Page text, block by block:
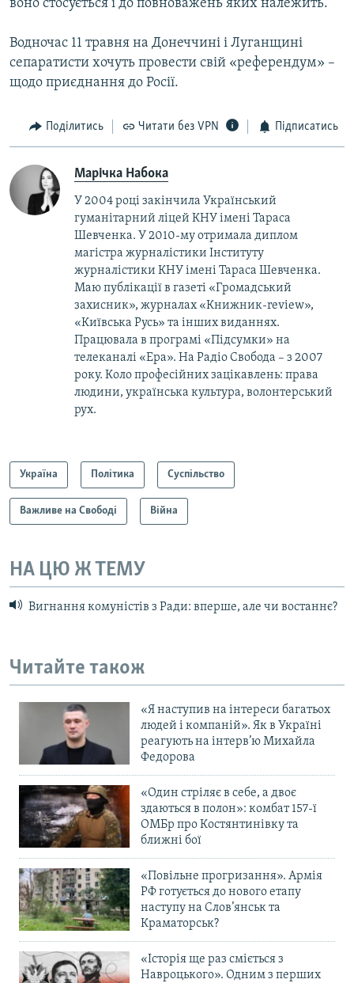
воно стосується і до повноважень яких належить.
Водночас 11 травня на Донеччині і Луганщині
сепаратисти хочуть провести свій «референдум» –
щодо приєднання до Росії.
Поділитись Читати без VPN Підписатись
Марічка Набока
У 2004 році закінчила Український
гуманітарний ліцей КНУ імені Тараса
Шевченка. У 2010-му отримала диплом
магістра журналістики Інституту
журналістики КНУ імені Тараса Шевченка.
Маю публікації в газеті «Громадський
захисник», журналах «Книжник-review»,
«Київська Русь» та інших виданнях.
Працювала в програмі «Підсумки» на
телеканалі «Ера». На Радіо Свобода – з 2007
року. Коло професійних зацікавлень: права
людини, українська культура, волонтерський
рух.
Україна Політика Суспільство
Важливе на Свободі Війна
НА ЦЮ Ж ТЕМУ
Вигнання комуністів з Ради: вперше, але чи востаннє?
Читайте також
«Я наступив на інтереси багатьох
людей і компаній». Як в Україні
реагують на інтерв’ю Михайла
Федорова
«Один стріляє в себе, а двоє
здаються в полон»: комбат 157-ї
ОМБр про Костянтинівку та
ближні бої
«Повільне прогризання». Армія
РФ готується до нового етапу
наступу на Слов’янськ та
Краматорськ?
«Історія ще раз сміється з
Навроцького». Одним з перших